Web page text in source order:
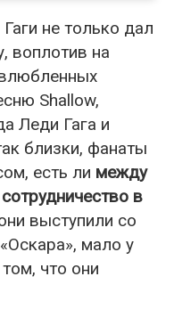
не только дал
воплотив на
Shallow,
Леди Гага и
близки, фанаты
есть ли между
в
выступили со
мало у
что они